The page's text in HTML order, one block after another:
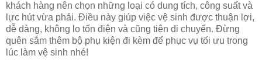
khách hàng nên chọn những loại có dung tích, công suất và
lực hút vừa phải. Điều này giúp việc vệ sinh được thuận lợi,
dễ dàng, không lo tốn điện và cũng tiện di chuyển. Đừng
quên sắm thêm bộ phụ kiện đi kèm để phục vụ tối ưu trong
lúc làm vệ sinh nhé!